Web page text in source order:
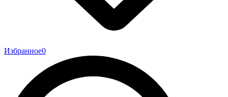
Избранное0